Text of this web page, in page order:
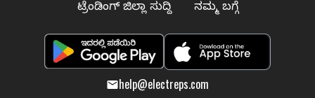
ಟ್ರೆಂಡಿಂಗ್ ಜಿಲ್ಲಾ ಸುದ್ದಿ
ನಮ್ಮ ಬಗ್ಗೆ
help@electreps.com